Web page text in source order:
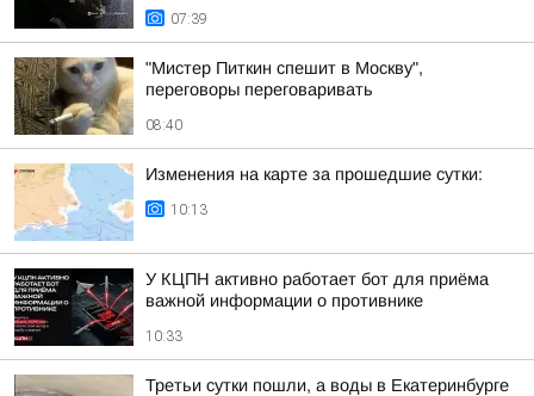
07:39
"Мистер Питкин спешит в Москву",
переговоры переговаривать
08:40
Изменения на карте за прошедшие сутки:
10:13
У КЦПН активно работает бот для приёма
важной информации о противнике
10:33
Третьи сутки пошли, а воды в Екатеринбурге